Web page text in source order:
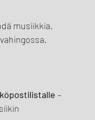
musiikkia.
–